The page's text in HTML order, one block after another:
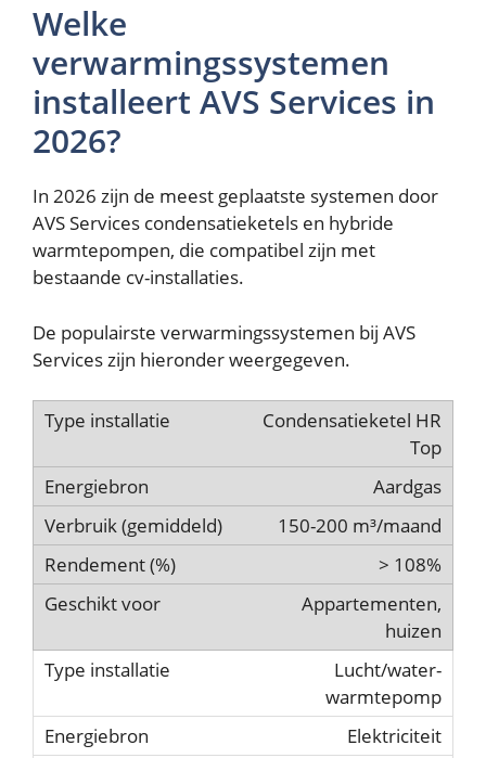
Welke
verwarmingssystemen
installeert AVS Services in
2026?
In 2026 zijn de meest geplaatste systemen door
AVS Services condensatieketels en hybride
warmtepompen, die compatibel zijn met
bestaande cv-installaties.
De populairste verwarmingssystemen bij AVS
Services zijn hieronder weergegeven.
Condensatieketel HR
Top
Aardgas
150-200 m³/maand
> 108%
Appartementen,
huizen
Lucht/water-
warmtepomp
Elektriciteit